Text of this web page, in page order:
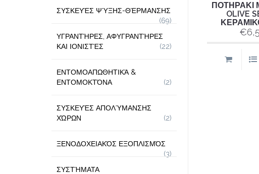
ΠΟΤΗΡΑΚΙ
OLIVE
ΣΥΣΚΕΥΈΣ ΨΎΞΗΣ-ΘΈΡΜΑΝΣΗΣ
(69)
ΥΓΡΑΝΤΉΡΕΣ, ΑΦΥΓΡΑΝΤΉΡΕΣ
ΚΑΙ ΙΟΝΙΣΤΈΣ
(22)
ΕΝΤΟΜΟΑΠΩΘΗΤΙΚΆ &
ΕΝΤΟΜΟΚΤΌΝΑ
(2)
ΣΥΣΚΕΥΈΣ ΑΠΟΛΎΜΑΝΣΗΣ
ΧΏΡΩΝ
(2)
ΞΕΝΟΔΟΧΕΙΑΚΌΣ ΕΞΟΠΛΙΣΜΌΣ
(3)
ΣΥΣΤΉΜΑΤΑ